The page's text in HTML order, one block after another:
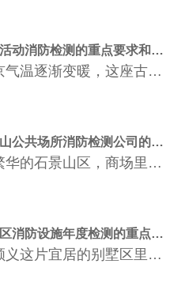
户外美食活动消防检测的重点要求和收费标准
随着北京气温逐渐变暖，这座古老又现代的城市焕发出别样的生机，人们纷纷走出家门，投身于丰富多彩的户外活动之中，尽情享受春日的惬意，街头巷尾的美食摊位前也热闹非凡，烟火气十足。然而，在享受美好时光的同时，一些潜在的安全隐患也在悄然滋生。气温升高使得电气设施长时间运转易出现过热情况，火灾隐患随之增加。无论...
北京石景山公共场所消防检测公司的选择和费用
在北京繁华的石景山区，商场里人来人往挑选心仪商品，写字楼中上班族们为梦想拼搏，学校里莘莘学子汲取知识养分，电影院内观众沉浸于光影世界，各类公共场所交织出城市生活的多彩画卷。然而，在这热闹背后，消防安全是保障一切正常运转的坚固防线。消防设施作为这条防线的关键支撑，从灭火器到消防栓，从烟雾报警器到应急照...
顺义别墅区消防设施年度检测的重点要求和收费标准
在北京顺义这片宜居的别墅区里，错落有致的独栋与联排别墅承载着许多家庭对美好生活的向往。然而，居住环境越是舒适高端，消防安全这根弦越要时刻绷紧。别墅区建筑密度低、绿化面积大，看似安全，实则因房屋分散、装修复杂、用电用气量大等特点，对火灾预防提出了更高要求。消防设施作为抵御火灾的第一道防线，其日常维护与...